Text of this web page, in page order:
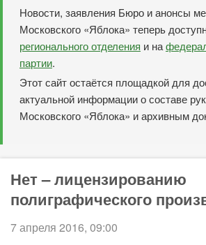
Новости, заявления Бюро и анонсы
Московского «Яблока» теперь
регионального отделения и на
партии.
Этот сайт остаётся площадкой для
актуальной информации о составе
Московского «Яблока» и архивным
Нет – лицензированию
полиграфического
7 апреля 2016, 09:00